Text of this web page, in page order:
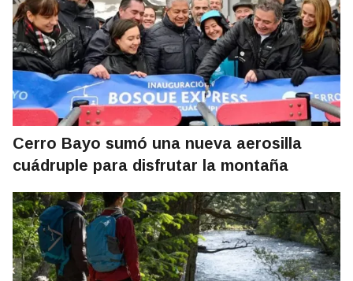
Cerro Bayo sumó una nueva aerosilla
cuádruple para disfrutar la montaña